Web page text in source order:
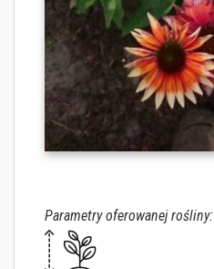
Parametry oferowanej rośliny: